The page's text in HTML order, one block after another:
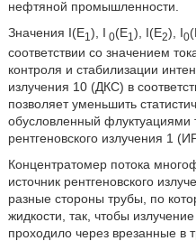
нефтяной промышленности.
Значения I(E1 ), I 0(E1 ), I(E2), I0
соответствии со значением
контроля и стабилизации
излучения 10 (ДКС) в
позволяет уменьшить
обусловленный флуктуациями
рентгеновского излучения 1
Концентратомер потока
источник рентгеновского
разные стороны трубы, по
жидкости, так, чтобы
проходило через врезанные в